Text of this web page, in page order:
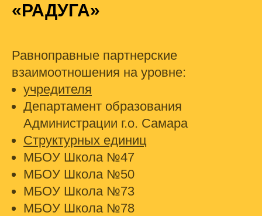
«РАДУГА»
Равноправные партнерские
взаимоотношения на уровне:
учредителя
Департамент образования
Администрации г.о. Самара
Структурных единиц
МБОУ Школа №47
МБОУ Школа №50
МБОУ Школа №73
МБОУ Школа №78